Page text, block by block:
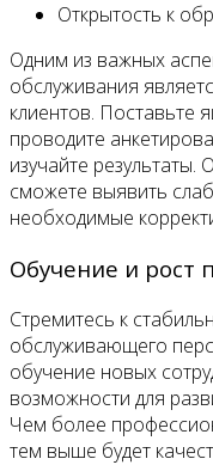
Открытость к
Одним из важных
обслуживания
клиентов. Поставьте
проводите
изучайте
сможете выявить
необходимые
Обучение и рост
Стремитесь к
обслуживающего
обучение новых
возможности для
Чем более
тем выше будет